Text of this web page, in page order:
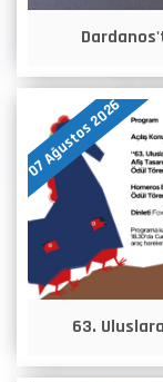
07 Ağustos 2026
63.